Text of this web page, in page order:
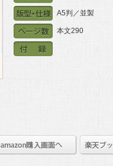
A5判／並製
本文290